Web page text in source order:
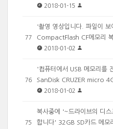
2018-01-15
77
'촬영 영상입니다. 파일이
CompactFlash CF메모리
2018-01-02
76
'컴퓨터에서 USB 메모리를
SanDisk CRUZER micro
2018-01-02
75
복사중에 '~드라이브의 디
합니다' 32GB SD카드 메모